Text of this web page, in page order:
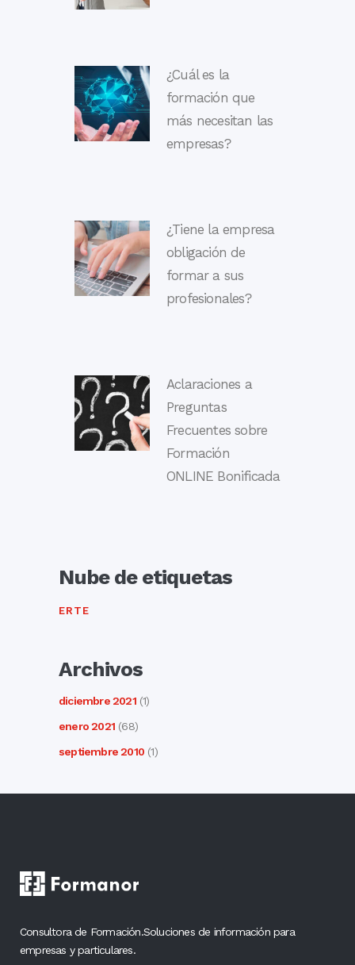
¿Cuál es la
formación que
más necesitan las
empresas?
¿Tiene la empresa
obligación de
formar a sus
profesionales?
Aclaraciones a
Preguntas
Frecuentes sobre
Formación
ONLINE Bonificada
Nube de etiquetas
ERTE
Archivos
diciembre 2021(1)
enero 2021 (68)
septiembre 2010 (1)
Consultora de Formación.Soluciones de información para
empresas y particulares.